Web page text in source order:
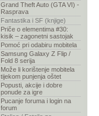
Grand Theft Auto (GTA VI) -
Rasprava
Fantastika i SF (knjige)
Priče o elementima #30:
kisik – zagonetni sastojak
Pomoć pri odabiru mobitela
Samsung Galaxy Z Flip /
Fold 8 serija
Može li korištenje mobitela
tijekom punjenja oštet
Popusti, akcije i dobre
ponude za igre
Pucanje foruma i login na
forum